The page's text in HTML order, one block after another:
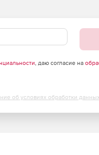
, даю согласие на
об условиях обработки данных